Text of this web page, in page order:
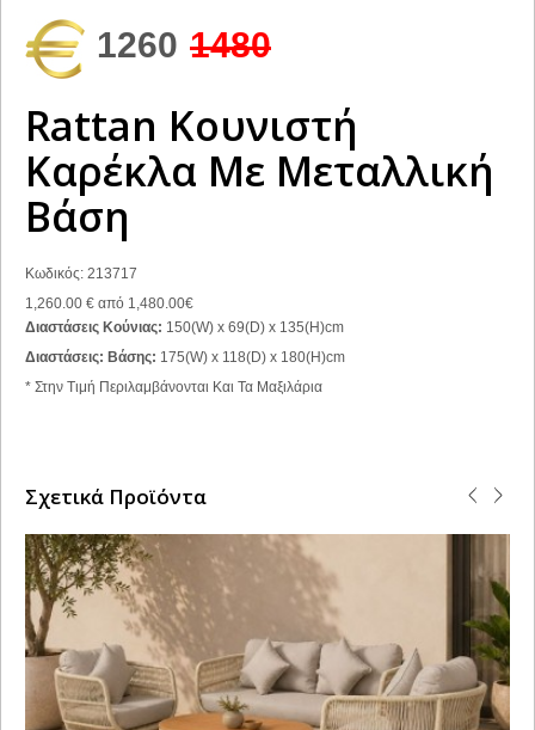
1260 1480
Rattan Κουνιστή
Καρέκλα Με Μεταλλική
Βάση
Κωδικός: 213717
1,260.00 € από 1,480.00€
Διαστάσεις Κούνιας: 150(W) x 69(D) x 135(H)cm
Διαστάσεις: Βάσης: 175(W) x 118(D) x 180(H)cm
* Στην Τιμή Περιλαμβάνονται Και Τα Μαξιλάρια
Σχετικά Προϊόντα